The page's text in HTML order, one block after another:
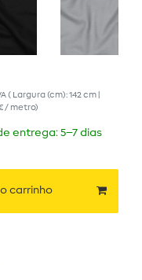
( Largura (cm): 142 cm |
/ metro)
entrega: 5–7 dias
carrinho